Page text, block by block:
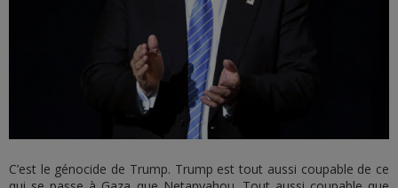
C’est le génocide de Trump. Trump est tout aussi coupable de ce